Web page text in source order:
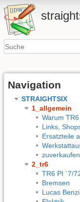
Navigation
STRAIGHTSIX
1_allgemein
Warum
Links,
Ersatzteile
zuverkaufen
2_tr6
TR6 PI ´7/
Bremsen
Lucas